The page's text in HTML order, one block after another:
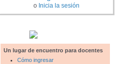
o Inicia la sesión
Un lugar de encuentro para docentes
Cómo ingresar